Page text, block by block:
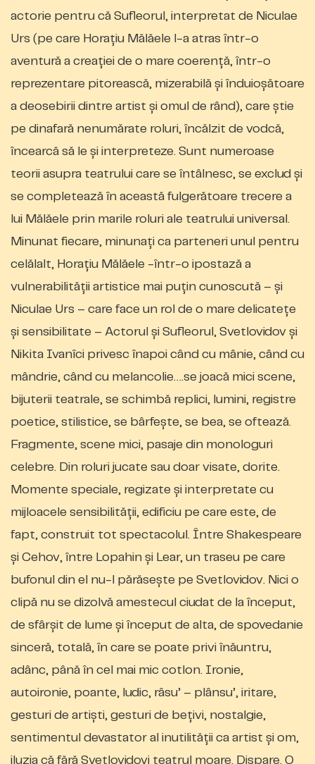
actorie pentru că Sufleorul, interpretat de Niculae
Urs (pe care Horaţiu Mălăele l-a atras într-o
aventură a creaţiei de o mare coerenţă, într-o
reprezentare pitorească, mizerabilă şi înduioşătoare
a deosebirii dintre artist şi omul de rând), care ştie
pe dinafară nenumărate roluri, încălzit de vodcă,
încearcă să le şi interpreteze. Sunt numeroase
teorii asupra teatrului care se întâlnesc, se exclud şi
se completează în această fulgerătoare trecere a
lui Mălăele prin marile roluri ale teatrului universal.
Minunat fiecare, minunaţi ca parteneri unul pentru
celălalt, Horaţiu Mălăele -într-o ipostază a
vulnerabilităţii artistice mai puţin cunoscută – şi
Niculae Urs – care face un rol de o mare delicateţe
şi sensibilitate – Actorul şi Sufleorul, Svetlovidov şi
Nikita Ivanîci privesc înapoi când cu mânie, când cu
mândrie, când cu melancolie….se joacă mici scene,
bijuterii teatrale, se schimbă replici, lumini, registre
poetice, stilistice, se bârfeşte, se bea, se oftează.
Fragmente, scene mici, pasaje din monologuri
celebre. Din roluri jucate sau doar visate, dorite.
Momente speciale, regizate şi interpretate cu
mijloacele sensibilităţii, edificiu pe care este, de
fapt, construit tot spectacolul. Între Shakespeare
şi Cehov, între Lopahin şi Lear, un traseu pe care
bufonul din el nu-l părăseşte pe Svetlovidov. Nici o
clipă nu se dizolvă amestecul ciudat de la început,
de sfârşit de lume şi început de alta, de spovedanie
sinceră, totală, în care se poate privi înăuntru,
adânc, până în cel mai mic cotlon. Ironie,
autoironie, poante, ludic, râsu’ – plânsu’, iritare,
gesturi de artişti, gesturi de beţivi, nostalgie,
sentimentul devastator al inutilităţii ca artist şi om,
iluzia că fără Svetlovidovi teatrul moare. Dispare. O